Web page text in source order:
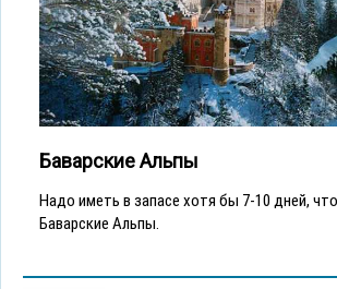
Баварские Альпы
Надо иметь в запасе хотя бы 7-10 дней,
Баварские Альпы.